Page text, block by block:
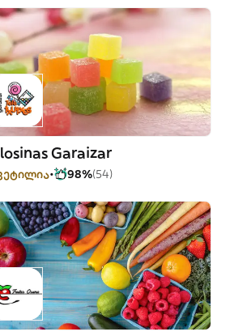
Garaizar
98%(54)